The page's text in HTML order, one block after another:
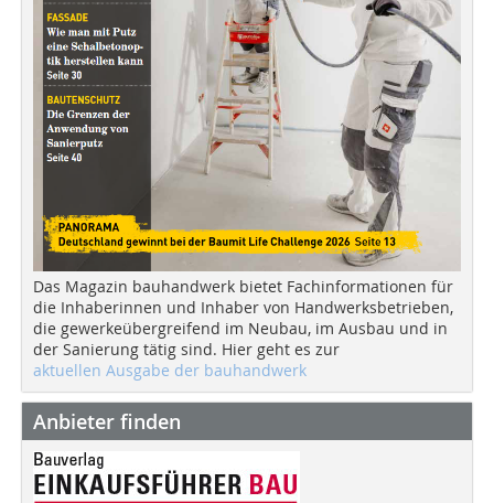
Das Magazin bauhandwerk bietet Fachinformationen für
die Inhaberinnen und Inhaber von Handwerksbetrieben,
die gewerkeübergreifend im Neubau, im Ausbau und in
der Sanierung tätig sind. Hier geht es zur
aktuellen Ausgabe der bauhandwerk
Anbieter finden